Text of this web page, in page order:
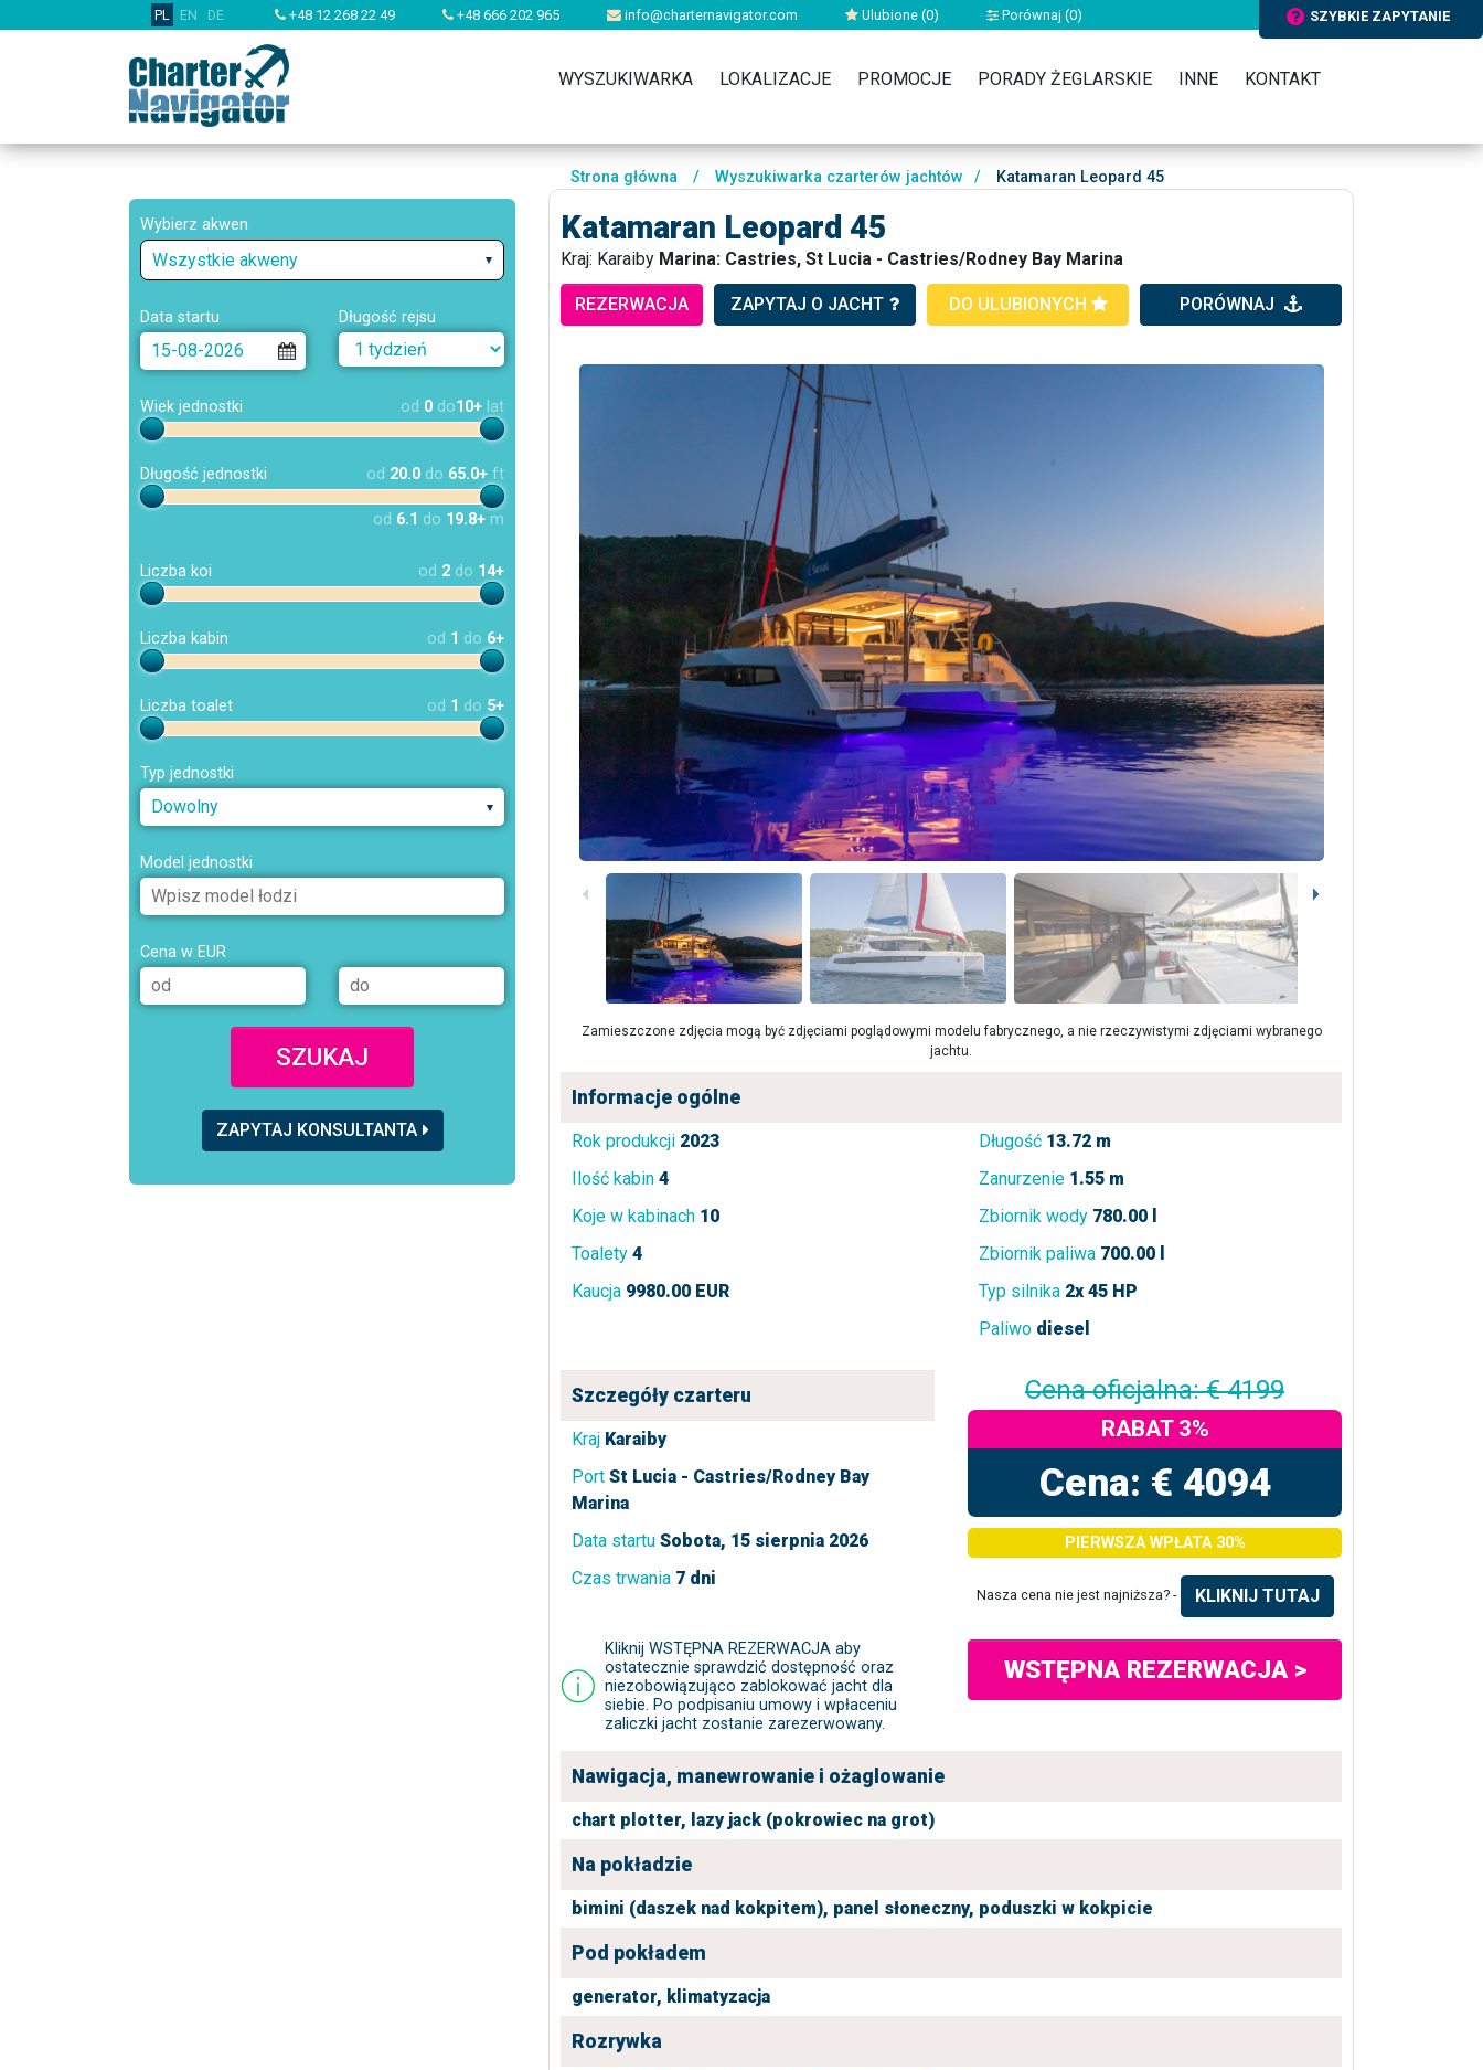
PL EN DE +48 12 268 22 49 +48 666 202 965 info@charternavigator.com Ulubione (0) Porównaj (0) SZYBKIE ZAPYTANIE
WYSZUKIWARKA LOKALIZACJE PROMOCJE PORADY ŻEGLARSKIE INNE KONTAKT
Wybierz akwen
Wszystkie akweny
Data startu Długość rejsu
Wiek jednostki od 0 do10+ lat
Długość jednostki od 20.0 do 65.0+ ft
od 6.1 do 19.8+ m
Liczba koi od 2 do 14+
Liczba kabin od 1 do 6+
Liczba toalet od 1 do 5+
Typ jednostki
Dowolny
Model jednostki
Cena w EUR
SZUKAJ
ZAPYTAJ KONSULTANTA
Strona główna / Wyszukiwarka czarterów jachtów / Katamaran Leopard 45
Katamaran Leopard 45
Kraj: Karaiby Marina: Castries, St Lucia - Castries/Rodney Bay Marina
REZERWACJA ZAPYTAJ O JACHT DO ULUBIONYCH PORÓWNAJ
Zamieszczone zdjęcia mogą być zdjęciami poglądowymi modelu fabrycznego, a nie rzeczywistymi zdjęciami wybranego
jachtu.
Informacje ogólne
Rok produkcji 2023
Ilość kabin 4
Koje w kabinach 10
Toalety 4
Kaucja 9980.00 EUR
Długość 13.72 m
Zanurzenie 1.55 m
Zbiornik wody 780.00 l
Zbiornik paliwa 700.00 l
Typ silnika 2x 45 HP
Paliwo diesel
Szczegóły czarteru
Kraj Karaiby
Port St Lucia - Castries/Rodney Bay
Marina
Data startu Sobota, 15 sierpnia 2026
Czas trwania 7 dni
Cena oficjalna: € 4199
RABAT 3%
Cena: € 4094
PIERWSZA WPŁATA 30%
Nasza cena nie jest najniższa? - KLIKNIJ TUTAJ
Kliknij WSTĘPNA REZERWACJA aby
ostatecznie sprawdzić dostępność oraz
niezobowiązująco zablokować jacht dla
siebie. Po podpisaniu umowy i wpłaceniu
zaliczki jacht zostanie zarezerwowany.
WSTĘPNA REZERWACJA >
Nawigacja, manewrowanie i ożaglowanie
chart plotter, lazy jack (pokrowiec na grot)
Na pokładzie
bimini (daszek nad kokpitem), panel słoneczny, poduszki w kokpicie
Pod pokładem
generator, klimatyzacja
Rozrywka